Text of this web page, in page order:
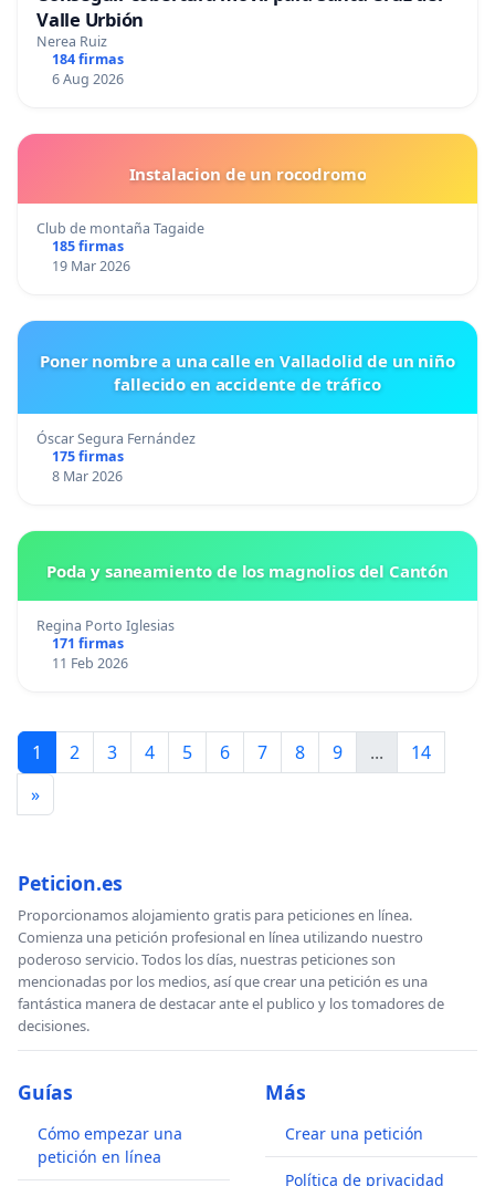
Valle Urbión
Nerea Ruiz
184 firmas
6 Aug 2026
Instalacion de un rocodromo
Club de montaña Tagaide
185 firmas
19 Mar 2026
Poner nombre a una calle en Valladolid de un niño
fallecido en accidente de tráfico
Óscar Segura Fernández
175 firmas
8 Mar 2026
Poda y saneamiento de los magnolios del Cantón
Regina Porto Iglesias
171 firmas
11 Feb 2026
1 2 3 4 5 6 7 8 9 ...
14
»
Peticion.es
Proporcionamos alojamiento gratis para peticiones en línea.
Comienza una petición profesional en línea utilizando nuestro
poderoso servicio. Todos los días, nuestras peticiones son
mencionadas por los medios, así que crear una petición es una
fantástica manera de destacar ante el publico y los tomadores de
decisiones.
Guías
Cómo empezar una
petición en línea
Más
Crear una petición
Política de privacidad